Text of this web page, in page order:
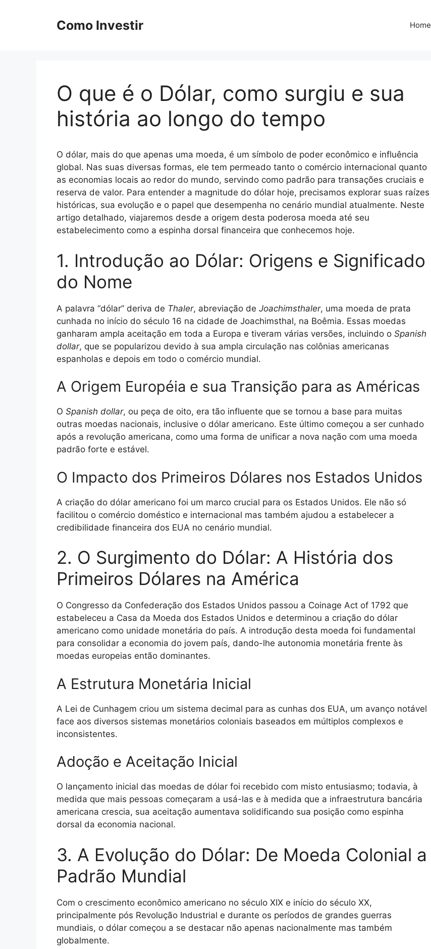
Como Investir Home
O que é o Dólar, como surgiu e sua
história ao longo do tempo
O dólar, mais do que apenas uma moeda, é um símbolo de poder econômico e influência
global. Nas suas diversas formas, ele tem permeado tanto o comércio internacional quanto
as economias locais ao redor do mundo, servindo como padrão para transações cruciais e
reserva de valor. Para entender a magnitude do dólar hoje, precisamos explorar suas raízes
históricas, sua evolução e o papel que desempenha no cenário mundial atualmente. Neste
artigo detalhado, viajaremos desde a origem desta poderosa moeda até seu
estabelecimento como a espinha dorsal financeira que conhecemos hoje.
1. Introdução ao Dólar: Origens e Significado
do Nome
A palavra “dólar” deriva de Thaler, abreviação de Joachimsthaler, uma moeda de prata
cunhada no início do século 16 na cidade de Joachimsthal, na Boêmia. Essas moedas
ganharam ampla aceitação em toda a Europa e tiveram várias versões, incluindo o Spanish
dollar, que se popularizou devido à sua ampla circulação nas colônias americanas
espanholas e depois em todo o comércio mundial.
A Origem Européia e sua Transição para as Américas
O Spanish dollar, ou peça de oito, era tão influente que se tornou a base para muitas
outras moedas nacionais, inclusive o dólar americano. Este último começou a ser cunhado
após a revolução americana, como uma forma de unificar a nova nação com uma moeda
padrão forte e estável.
O Impacto dos Primeiros Dólares nos Estados Unidos
A criação do dólar americano foi um marco crucial para os Estados Unidos. Ele não só
facilitou o comércio doméstico e internacional mas também ajudou a estabelecer a
credibilidade financeira dos EUA no cenário mundial.
2. O Surgimento do Dólar: A História dos
Primeiros Dólares na América
O Congresso da Confederação dos Estados Unidos passou a Coinage Act of 1792 que
estabeleceu a Casa da Moeda dos Estados Unidos e determinou a criação do dólar
americano como unidade monetária do país. A introdução desta moeda foi fundamental
para consolidar a economia do jovem país, dando-lhe autonomia monetária frente às
moedas europeias então dominantes.
A Estrutura Monetária Inicial
A Lei de Cunhagem criou um sistema decimal para as cunhas dos EUA, um avanço notável
face aos diversos sistemas monetários coloniais baseados em múltiplos complexos e
inconsistentes.
Adoção e Aceitação Inicial
O lançamento inicial das moedas de dólar foi recebido com misto entusiasmo; todavia, à
medida que mais pessoas começaram a usá-las e à medida que a infraestrutura bancária
americana crescia, sua aceitação aumentava solidificando sua posição como espinha
dorsal da economia nacional.
3. A Evolução do Dólar: De Moeda Colonial a
Padrão Mundial
Com o crescimento econômico americano no século XIX e início do século XX,
principalmente pós Revolução Industrial e durante os períodos de grandes guerras
mundiais, o dólar começou a se destacar não apenas nacionalmente mas também
globalmente.